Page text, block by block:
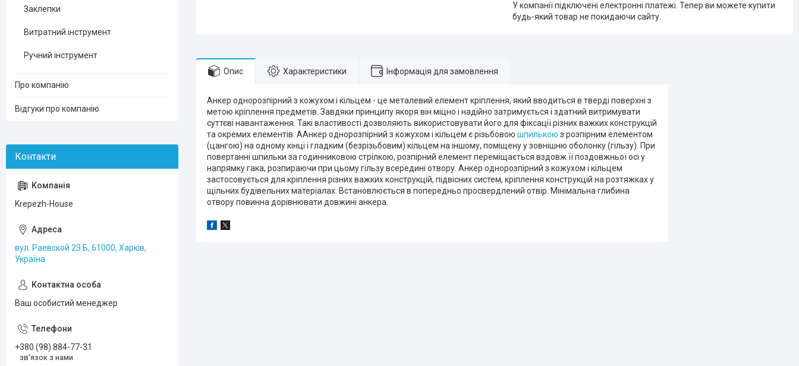
У компанії підключені електронні платежі. Тепер ви можете купити
будь-який товар не покидаючи сайту.
Опис Характеристики Інформація для замовлення
Анкер однорозпірний з кожухом і кільцем - це металевий елемент кріплення, який вводиться в тверді поверхні з
метою кріплення предметів. Завдяки принципу якоря він міцно і надійно затримується і здатний витримувати
суттєві навантаження. Такі властивості дозволяють використовувати його для фіксації різних важких конструкцій
та окремих елементів. ААнкер однорозпірний з кожухом і кільцем є різьбовою шпилькою з розпірним елементом
(цангою) на одному кінці і гладким (безрізьбовим) кільцем на іншому, поміщену у зовнішню оболонку (гільзу). При
повертанні шпильки за годинниковою стрілкою, розпірний елемент переміщається вздовж її поздовжньої осі у
напрямку гака, розпираючи при цьому гільзу всередині отвору. Анкер однорозпірний з кожухом і кільцем
застосовується для кріплення різних важких конструкцій, підвісних систем, кріплення конструкцій на розтяжках у
щільних будівельних матеріалах. Встановлюється в попередньо просвердлений отвір. Мінімальна глибина
отвору повинна дорівнювати довжині анкера.
Заклепки
Витратний інструмент
Ручний інструмент
Про компанію
Відгуки про компанію
Krepezh-House
вул. Раевской 23 Б, 61000, Харків,
Україна
Ваш особистий менеджер
+380 (98) 884-77-31
зв'язок з нами